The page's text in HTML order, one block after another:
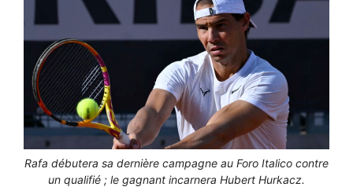
Rafa débutera sa dernière campagne au Foro Italico contre
un qualifié ; le gagnant incarnera Hubert Hurkacz.